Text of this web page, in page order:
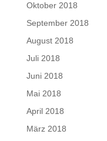
Oktober 2018
September 2018
August 2018
Juli 2018
Juni 2018
Mai 2018
April 2018
März 2018